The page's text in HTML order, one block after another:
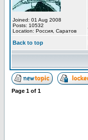
Joined: 01 Aug 2008
Posts: 10532
Location: Россия, Саратов
Back to top
Page 1 of 1